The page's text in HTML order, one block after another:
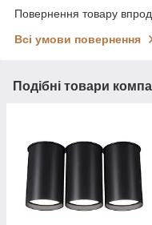
Повернення товару
Всі умови повернення
Подібні товари